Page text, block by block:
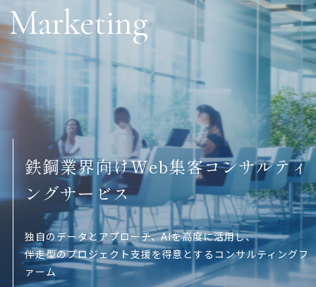
Marketing
鉄鋼業界向けWeb集客コンサルティ
ングサービス
独自のデータとアプローチ、AIを高度に活用し、
伴走型のプロジェクト支援を得意とするコンサルティングフ
ァーム